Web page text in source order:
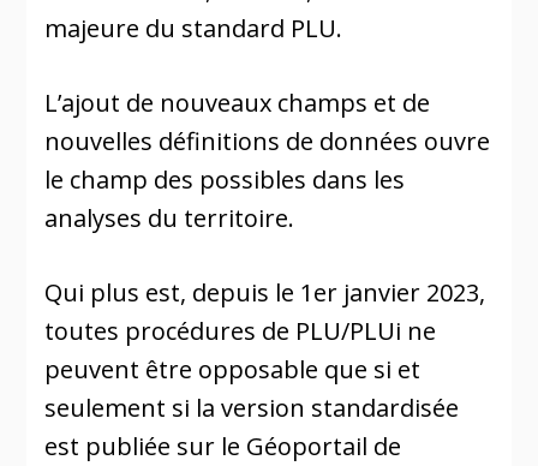
majeure du standard PLU.
L’ajout de nouveaux champs et de
nouvelles définitions de données ouvre
le champ des possibles dans les
analyses du territoire.
Qui plus est, depuis le 1er janvier 2023,
toutes procédures de PLU/PLUi ne
peuvent être opposable que si et
seulement si la version standardisée
est publiée sur le Géoportail de